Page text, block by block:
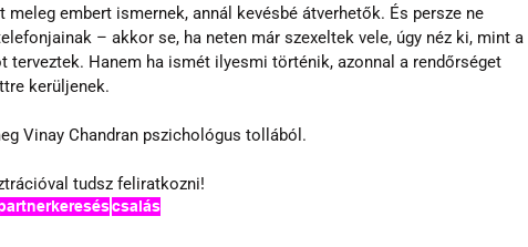
embert ismernek, annál kevésbé átverhetők. És persze ne
– akkor se, ha neten már szexeltek vele, úgy néz ki, mint a
terveztek. Hanem ha ismét ilyesmi történik, azonnal a rendőrséget
kerüljenek.
Vinay Chandran pszichológus tollából.
tudsz feliratkozni!
csalás